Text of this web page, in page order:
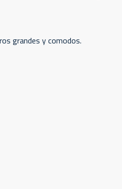
grandes y comodos.